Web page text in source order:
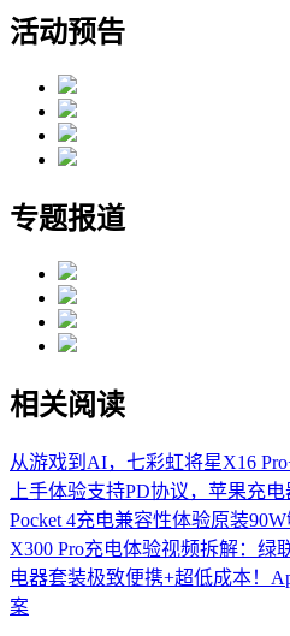
活动预告
专题报道
相关阅读
从游戏到AI，七彩虹将星X16
上手体验支持PD协议，苹果充
Pocket 4充电兼容性体验原装
X300 Pro充电体验视频拆解：绿
电器套装极致便携+超低成本！
案